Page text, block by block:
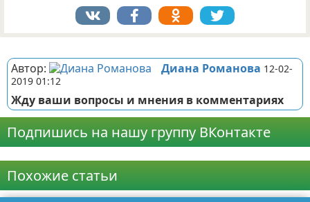
Автор: Диана Романова 12-02-
2019 01:12
Жду ваши вопросы и мнения в комментариях
Подпишись на нашу группу ВКонтакте
Похожие статьи